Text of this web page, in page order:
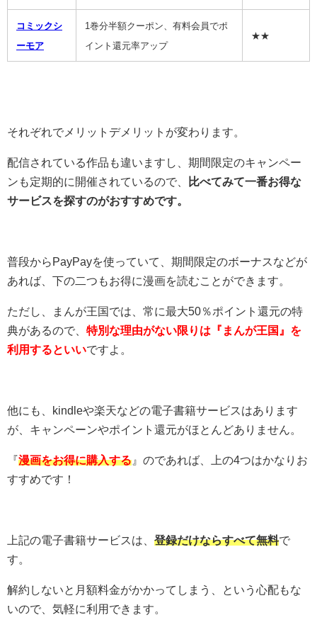
コミックシ
ーモア
1巻分半額クーポン、有料会員でポ
イント還元率アップ
★★
それぞれでメリットデメリットが変わります。
配信されている作品も違いますし、期間限定のキャンペー
ンも定期的に開催されているので、
比べてみて一番お得な
サービスを探すのがおすすめです。
普段からPayPayを使っていて、期間限定のボーナスなどが
あれば、下の二つもお得に漫画を読むことができます。
ただし、まんが王国では、常に最大50％ポイント還元の特
典があるので、 特別な理由がない限りは『まんが王国』を
利用するといいですよ。
他にも、kindleや楽天などの電子書籍サービスはあります
が、キャンペーンやポイント還元がほとんどありません。
『漫画をお得に購入する 』のであれば、上の4つはかなりお
すすめです！
上記の電子書籍サービスは、 登録だけならすべて無料で
す。
解約しないと月額料金がかかってしまう、という心配もな
いので、気軽に利用できます。